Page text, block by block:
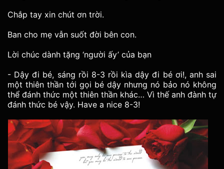
Chắp tay xin chút ơn trời.
Ban cho mẹ vẫn suốt đời bên con.
Lời chúc dành tặng ‘người ấy’ của bạn
- Dậy đi bé, sáng rồi 8-3 rồi kìa dậy đi bé ơi!, anh sai
một thiên thần tới gọi bé dậy nhưng nó bảo nó không
thể đánh thức một thiên thần khác… Vì thế anh đành tự
đánh thức bé vậy. Have a nice 8-3!